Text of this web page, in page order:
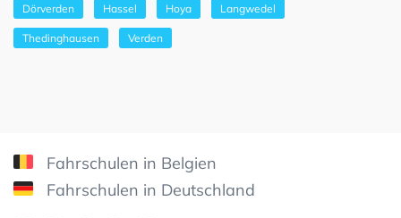
Dörverden Hassel Hoya Langwedel
Thedinghausen Verden
Fahrschulen in Belgien
Fahrschulen in Deutschland